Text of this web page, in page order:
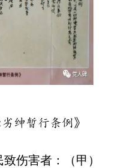
绅暂行条例》
伤害者：（甲）